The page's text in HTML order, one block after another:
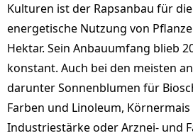
Kulturen ist der Rapsanbau für
energetische Nutzung von
Hektar. Sein Anbauumfang blieb
konstant. Auch bei den meisten
darunter Sonnenblumen für
Farben und Linoleum,
Industriestärke oder Arznei- und